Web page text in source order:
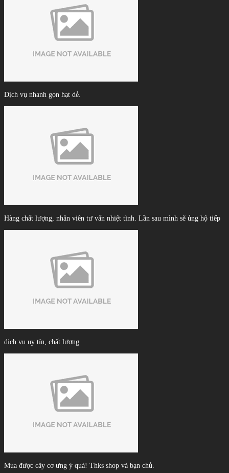
Dịch vụ nhanh gọn hạt dẻ.
Hàng chất lượng, nhân viên tư vấn nhiệt tình. Lần sau mình sẽ ủng hộ tiếp
dịch vụ uy tín, chất lượng
Mua được cây cơ ưng ý quá! Thks shop và bạn chủ.